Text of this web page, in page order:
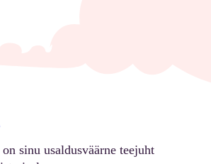
sinu usaldusväärne teejuht